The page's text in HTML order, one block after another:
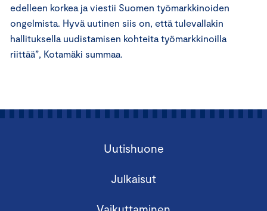
edelleen korkea ja viestii Suomen työmarkkinoiden
ongelmista. Hyvä uutinen siis on, että tulevallakin
hallituksella uudistamisen kohteita työmarkkinoilla
riittää”, Kotamäki summaa.
Uutishuone
Julkaisut